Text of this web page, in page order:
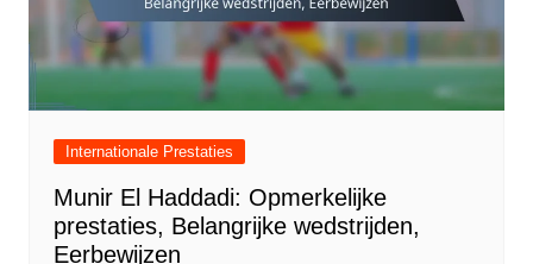
Internationale Prestaties
Munir El Haddadi: Opmerkelijke
prestaties, Belangrijke wedstrijden,
Eerbewijzen